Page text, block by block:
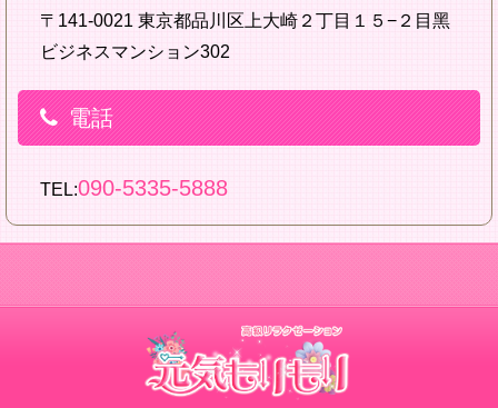
〒141-0021 東京都品川区上大崎２丁目１５−２目黑
ビジネスマンション302
電話
TEL:090-5335-5888